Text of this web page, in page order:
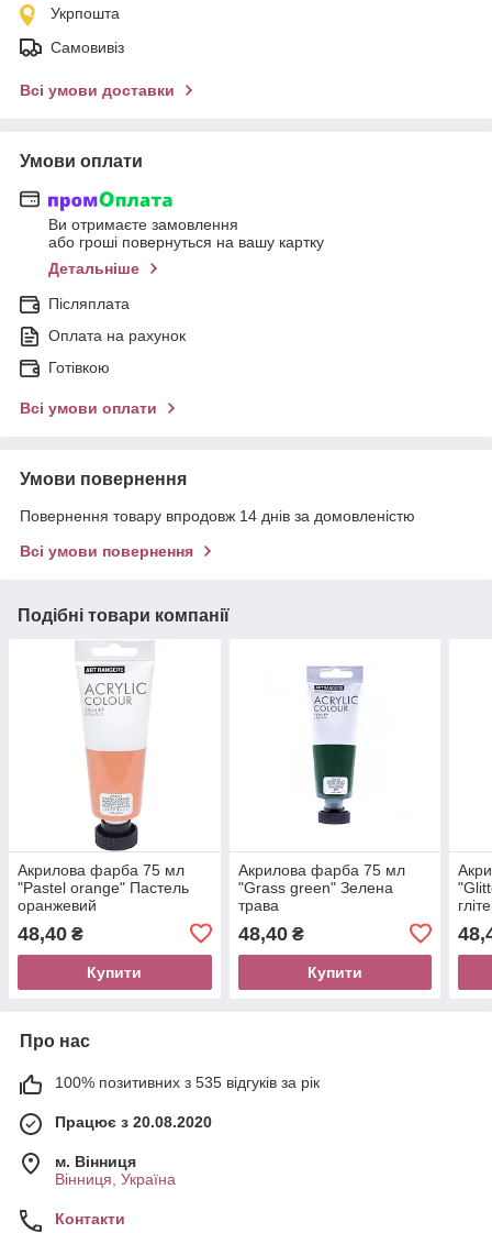
Укрпошта
Самовивіз
Всі умови доставки
Умови оплати
Ви отримаєте замовлення
або гроші повернуться на вашу картку
Детальніше
Післяплата
Оплата на рахунок
Готівкою
Всі умови оплати
Умови повернення
Повернення товару впродовж 14 днів за домовленістю
Всі умови повернення
Подібні товари компанії
Акрилова фарба 75 мл
"Pastel orange" Пастель
оранжевий
48,40 ₴
Купити
Акрилова фарба 75 мл
"Grass green" Зелена
трава
48,40₴
Купити
Про нас
100% позитивних з 535 відгуків за рік
Працює з 20.08.2020
м. Вінниця
Вінниця, Україна
Контакти